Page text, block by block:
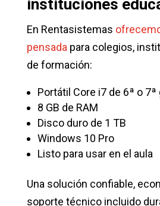
instituciones
En Rentasistemas
pensada para colegios,
de formación:
Portátil Core i7 de 6ª o
8 GB de RAM
Disco duro de 1 TB
Windows 10 Pro
Listo para usar en el aula
Una solución confiable,
soporte técnico incluido